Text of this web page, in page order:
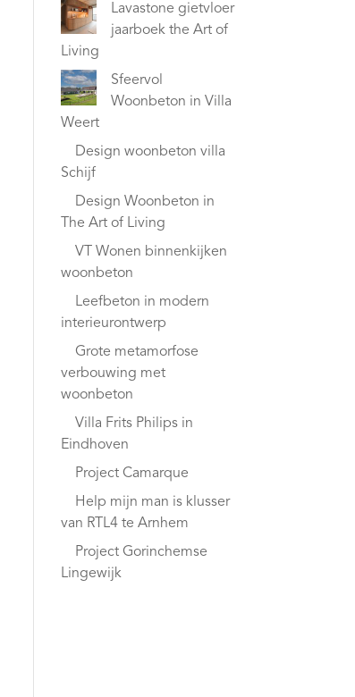
Lavastone gietvloer
jaarboek the Art of
Living
Sfeervol
Woonbeton in Villa
Weert
Design woonbeton
Design
Woonbeton in The
Art of Living
VT Wonen
binnenkijken
woonbeton
Leefbeton in
modern
interieurontwerp
Grote metamorfose
Eindhoven